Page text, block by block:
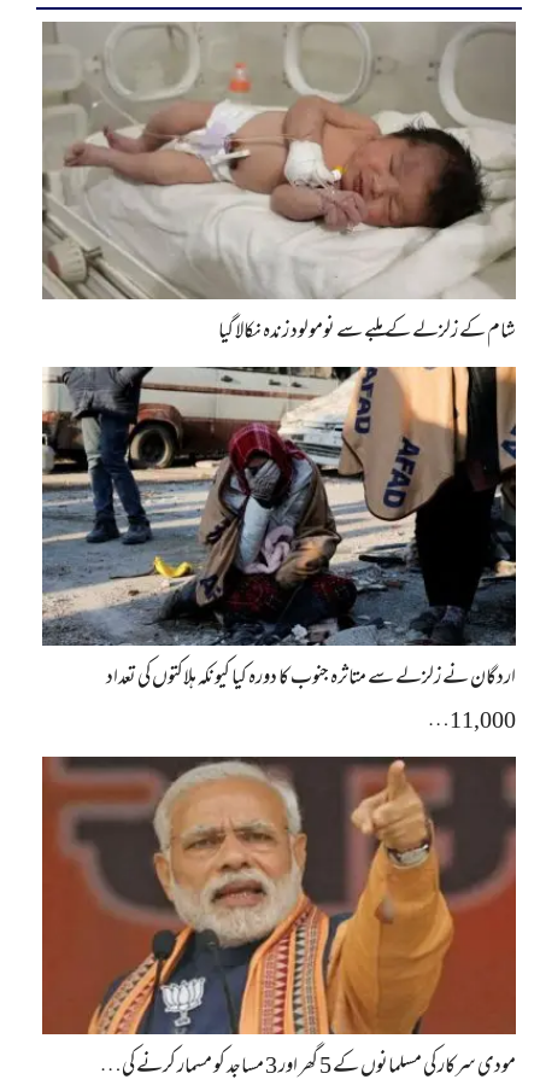
شام کے زلزلے کے ملبے سے نومولود زندہ نکالا گیا
اردگان نے زلزلے سے متاثرہ جنوب کا دورہ کیا کیونکہ ہلاکتوں کی تعداد
11,000…
مودی سرکار کی مسلمانوں کے 5 گھر اور 3 مساجد کو مسمار کرنے کی…